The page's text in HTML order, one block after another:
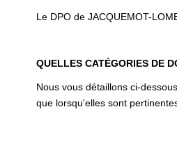
Le DPO de JACQUEMOT-
QUELLES CATÉGORIES DE
Nous vous détaillons ci-
que lorsqu'elles sont